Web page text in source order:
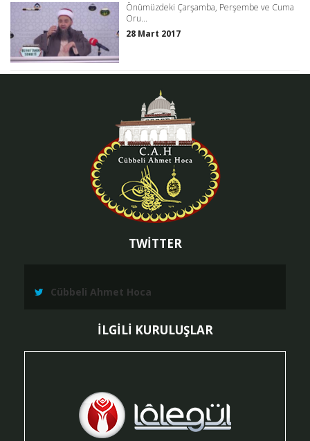
Önümüzdeki Çarşamba, Perşembe ve Cuma
Oru...
28 Mart 2017
TWİTTER
Cübbeli Ahmet Hoca
İLGİLİ KURULUŞLAR